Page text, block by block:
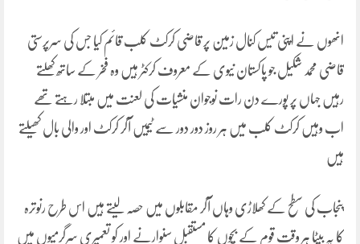
انھوں نے اپنی تیس کنال زمین پر قاضی کرکٹ کلب قائم کیا جس کی سرپرستی
قاضی محمد شکیل جو پاکستان نیوی کے معروف کرکٹر ہیں وہ فخر کے ساتھ کھلتے
رہیں جہاں پر پورے دن رات نوجوان منشیات کی لعنت میں مبتلا رہتے تھے
اب وہیں کرکٹ کلب میں ہر روز دور دور سے ٹیمیں آکر کرکٹ اور والی بال کھیلتے
ہیں
پنجاب کی سطح کے کھلاڑی وہاں آکر مقابلوں میں حصہ لیتے ہیں اس طرح رنوترہ
کا یہ بیٹا ہر وقت قوم کے بچوں کا مستقبل سنوارنے اور کو تعمیری سرگرمیوں میں